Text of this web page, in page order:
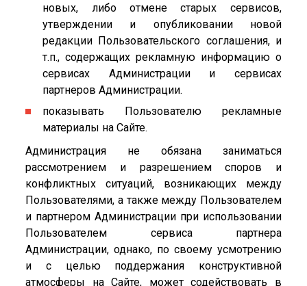
новых, либо отмене старых сервисов,
утверждении и опубликовании новой
редакции Пользовательского соглашения, и
т.п., содержащих рекламную информацию о
сервисах Администрации и сервисах
партнеров Администрации.
показывать Пользователю рекламные
материалы на Сайте.
Администрация не обязана заниматься
рассмотрением и разрешением споров и
конфликтных ситуаций, возникающих между
Пользователями, а также между Пользователем
и партнером Администрации при использовании
Пользователем сервиса партнера
Администрации, однако, по своему усмотрению
и с целью поддержания конструктивной
атмосферы на Сайте, может содействовать в